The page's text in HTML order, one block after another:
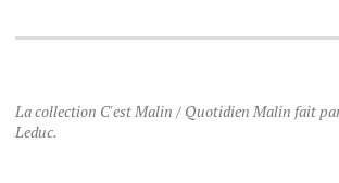
La collection C'est Malin / Quotidien Malin fait
Leduc.